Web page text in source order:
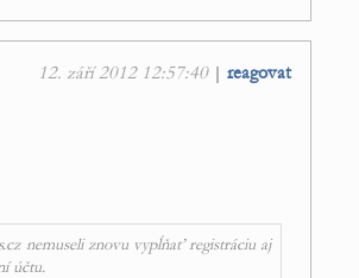
12. září 2012 12:57:40| reagovat
nemuseli znovu vypĺňať registráciu aj
účtu.